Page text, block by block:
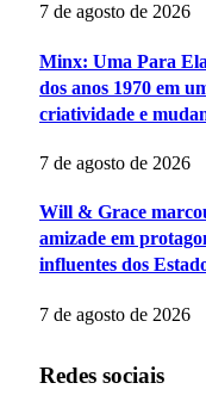
7 de agosto de 2026
Minx: Uma Para
dos anos 1970 em
criatividade e
7 de agosto de 2026
Will & Grace
amizade em
influentes dos
7 de agosto de 2026
Redes sociais